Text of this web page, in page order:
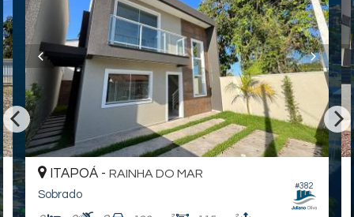
#382
ITAPOÁ -RAINHA DO MAR
Sobrado